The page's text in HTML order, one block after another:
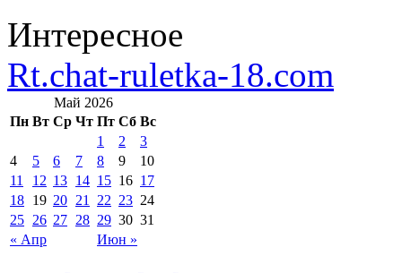
Интересное
Rt.chat-ruletka-18.com
Май 2026
Пн Вт Ср Чт Пт Сб Вс
« Апр Июн »
1 2
3
4
5 6 7 8 9
10
11
12 13 14 15 16 17
18 19 20 21 22 23 24
25 26 27 28 29 30 31